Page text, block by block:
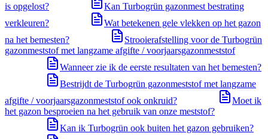
is opgelost?
Kan Turbogrün gazonmest bestrating
verkleuren?
Wat betekenen gele vlekken op het gazon
na het bemesten?
Strooierafstelling voor de Turbogrün
gazonmeststof met langzame afgifte / voorjaarsgazonmeststof
Wanneer zie ik de eerste resultaten van het bemesten?
Bestrijdt de Turbogrün gazonmeststof met langzame
afgifte / voorjaarsgazonmeststof ook onkruid?
Moet ik
het gazon besproeien na het gebruik van onze meststof?
Kan ik Turbogrün ook buiten het gazon gebruiken?